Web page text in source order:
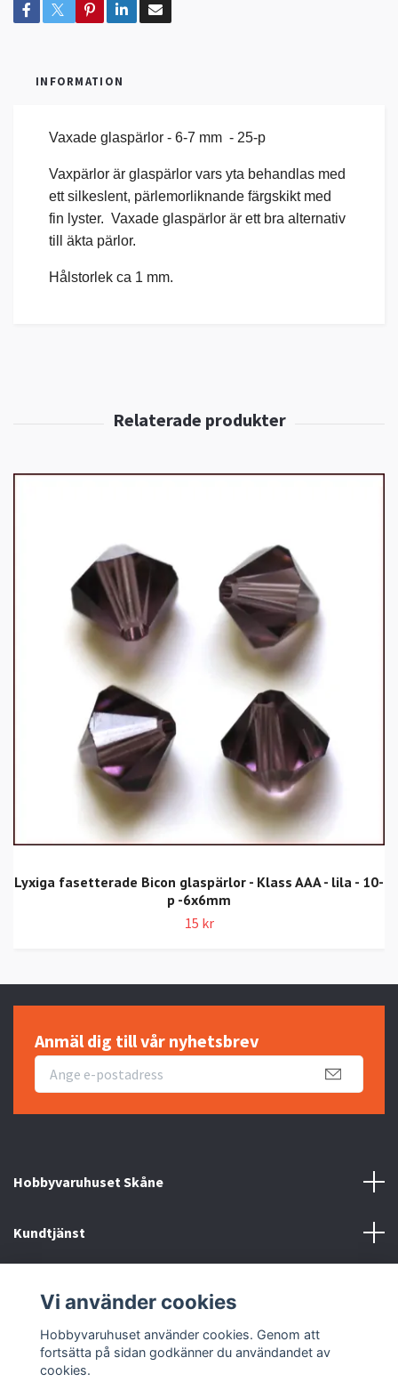
INFORMATION
Vaxade glaspärlor - 6-7 mm - 25-p
Vaxpärlor är glaspärlor vars yta behandlas med
ett silkeslent, pärlemorliknande färgskikt med
fin lyster. Vaxade glaspärlor är ett bra alternativ
till äkta pärlor.
Hålstorlek ca 1 mm.
Lyxiga fasetterade Bicon glaspärlor - Klass AAA - lila - 10-
p -6x6mm
15 kr
Anmäl dig till vår nyhetsbrev
Hobbyvaruhuset Skåne
Kundtjänst
Sociala medier
Vi använder cookies
Hobbyvaruhuset använder cookies. Genom att
fortsätta på sidan godkänner du användandet av
cookies.